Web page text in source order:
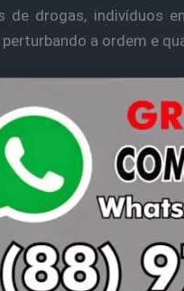
de drogas, indivíduos
a ordem e